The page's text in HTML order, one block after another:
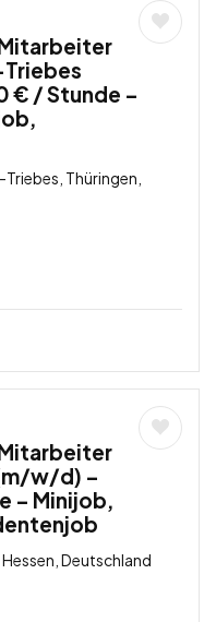
€ / Stunde –
Thüringen,
w/d) –
– Minijob,
Deutschland